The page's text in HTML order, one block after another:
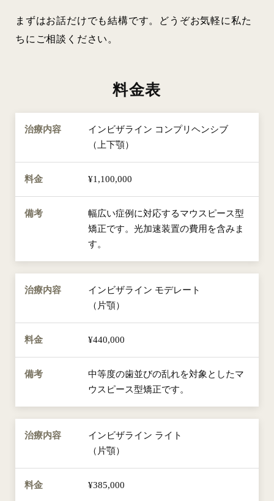
まずはお話だけでも結構です。どうぞお気軽に私た
ちにご相談ください。
料金表
インビザライン コンプリヘンシブ
（上下顎）
¥1,100,000
幅広い症例に対応するマウスピース型
矯正です。光加速装置の費用を含みま
す。
インビザライン モデレート
（片顎）
¥440,000
中等度の歯並びの乱れを対象としたマ
ウスピース型矯正です。
インビザライン ライト
（片顎）
¥385,000